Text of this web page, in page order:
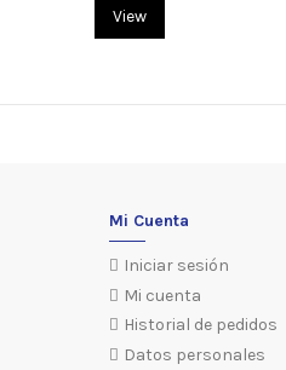
View
Mi Cuenta
Iniciar sesión
Mi cuenta
Historial de pedidos
Datos personales